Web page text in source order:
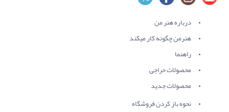
درباره هنر من
هنرمن چگونه کار میکند
راهنما
محصولات حراجی
محصولات جدید
نحوه باز کردن فروشگاه